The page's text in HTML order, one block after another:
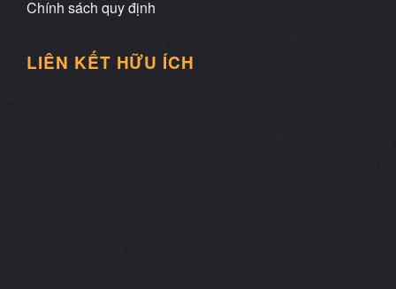
Chính sách quy định
LIÊN KẾT HỮU ÍCH